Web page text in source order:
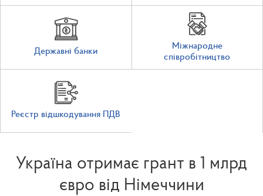
Державні банки
Міжнародне
співробітництво
Реєстр відшкодування ПДВ
Україна отримає грант в 1 млрд
євро від Німеччини